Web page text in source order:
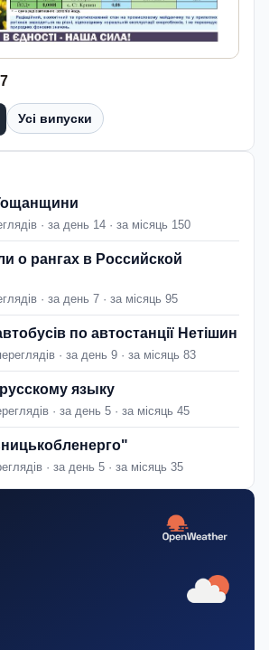
Усі випуски
· за день 14 · за місяць 150
о рангах в Российской
· за день 7 · за місяць 95
по автостанції Нетішин
· за день 9 · за місяць 83
языку
· за день 5 · за місяць 45
· за день 5 · за місяць 35